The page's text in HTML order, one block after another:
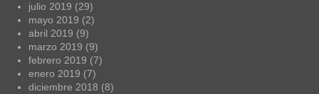
julio 2019 (29)
mayo 2019 (2)
abril 2019 (9)
marzo 2019 (9)
febrero 2019 (7)
enero 2019 (7)
diciembre 2018 (8)